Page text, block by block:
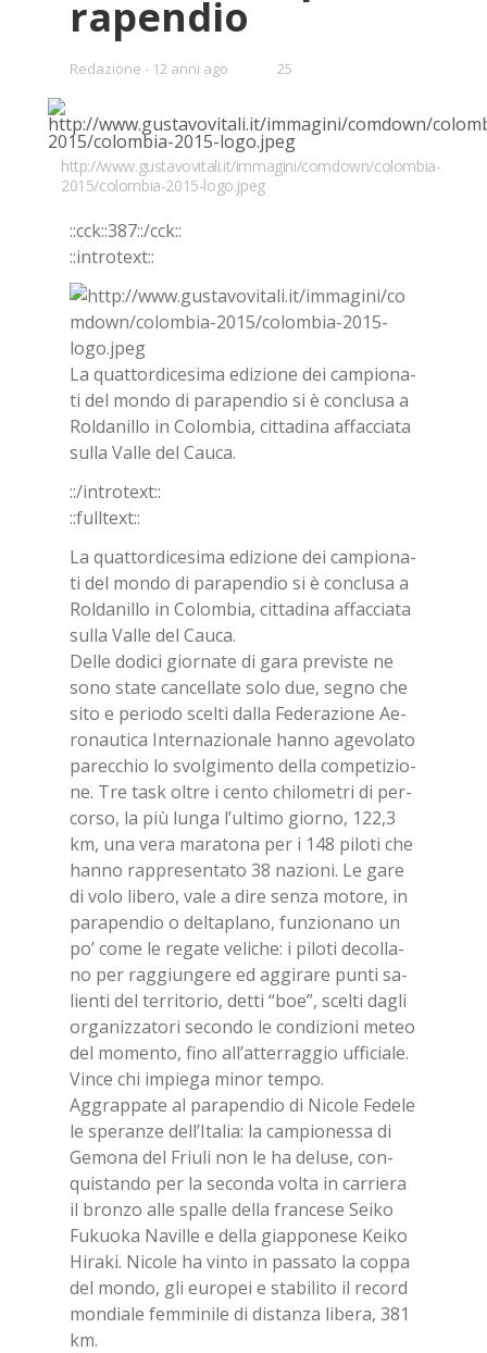
ra­pen­dio
Redazione 12 anni ago
•25
http://www.gustavovitali.it/immagini/comdown/colombia-
2015/colombia-2015-logo.jpeg
::cck::387::/​cck::
::in­tro­text::
La quat­tor­di­ce­si­ma edi­zio­ne dei cam­pio­na­
ti del mon­do di pa­ra­pen­dio si è con­clu­sa a
Rol­da­nil­lo in Co­lom­bia, cit­ta­di­na af­fac­cia­ta
sul­la Val­le del Cau­ca.
::/in­tro­text::
::full­text::
La quat­tor­di­ce­si­ma edi­zio­ne dei cam­pio­na­
ti del mon­do di pa­ra­pen­dio si è con­clu­sa a
Rol­da­nil­lo in Co­lom­bia, cit­ta­di­na af­fac­cia­ta
sul­la Val­le del Cau­ca.
Del­le do­di­ci gior­na­te di gara pre­vi­ste ne
sono sta­te can­cel­la­te solo due, se­gno che
sito e pe­rio­do scel­ti dal­la Fe­de­ra­zio­ne Ae­
ro­nau­ti­ca In­ter­na­zio­na­le han­no age­vo­la­to
pa­rec­chio lo svol­gi­men­to del­la com­pe­ti­zio­
ne. Tre task ol­tre i cen­to chi­lo­me­tri di per­
cor­so, la più lun­ga l’ul­ti­mo gior­no, 122,3
km, una vera ma­ra­to­na per i 148 pi­lo­ti che
han­no rap­pre­sen­ta­to 38 na­zio­ni. Le gare
di volo li­be­ro, vale a dire sen­za mo­to­re, in
pa­ra­pen­dio o del­ta­pla­no, fun­zio­na­no un
po’ come le re­ga­te ve­li­che: i pi­lo­ti de­col­la­
no per rag­giun­ge­re ed ag­gi­ra­re pun­ti sa­
lien­ti del ter­ri­to­rio, det­ti “boe”, scel­ti da­gli
or­ga­niz­za­to­ri se­con­do le con­di­zio­ni me­teo
del mo­men­to, fino al­l’at­ter­rag­gio uf­fi­cia­le.
Vin­ce chi im­pie­ga mi­nor tem­po.
Ag­grap­pa­te al pa­ra­pen­dio di Ni­co­le Fe­de­le
le spe­ran­ze del­l’I­ta­lia: la cam­pio­nes­sa di
Ge­mo­na del Friu­li non le ha de­lu­se, con­
qui­stan­do per la se­con­da vol­ta in car­rie­ra
il bron­zo alle spal­le del­la fran­ce­se Sei­ko
Fu­kuo­ka Na­vil­le e del­la giap­po­ne­se Kei­ko
Hi­ra­ki. Ni­co­le ha vin­to in pas­sa­to la cop­pa
del mon­do, gli eu­ro­pei e sta­bi­li­to il re­cord
mon­dia­le fem­mi­ni­le di di­stan­za li­be­ra, 381
km.